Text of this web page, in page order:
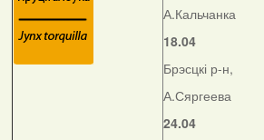
А.Кальчанка
18.04
Брэсцкі р-н,
А.Сяргеева
24.04